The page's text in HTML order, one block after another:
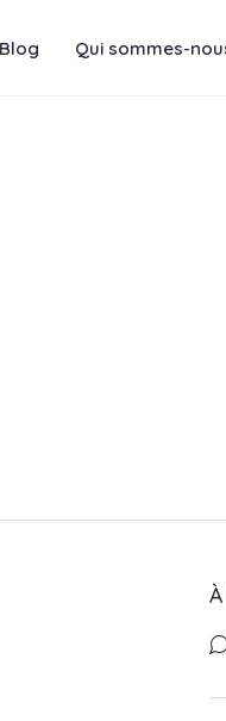
Blog Qui sommes-